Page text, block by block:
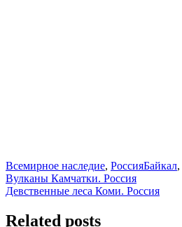
Всемирное наследие, РоссияБайкал,
Навигация
по
записям
Вулканы Камчатки. Россия
Девственные леса Коми. Россия
Related posts